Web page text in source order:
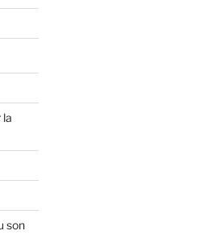
la
son